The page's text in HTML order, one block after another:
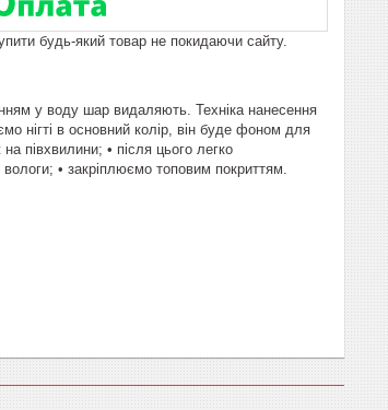
будь-який товар не покидаючи сайту.
у воду шар видаляють. Техніка нанесення
нігті в основний колір, він буде фоном для
півхвилини; • після цього легко
• закріплюємо топовим покриттям.